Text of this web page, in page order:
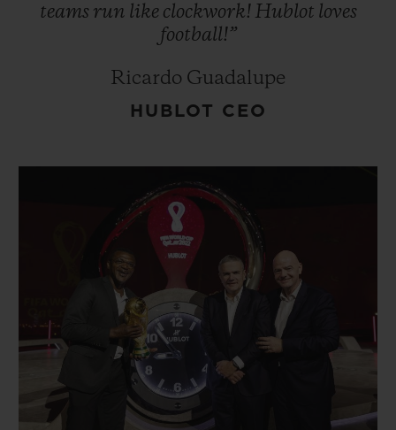
teams run like clockwork! Hublot loves
football!”
Ricardo Guadalupe
HUBLOT CEO